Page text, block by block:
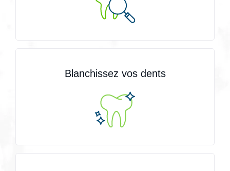
Blanchissez vos dents